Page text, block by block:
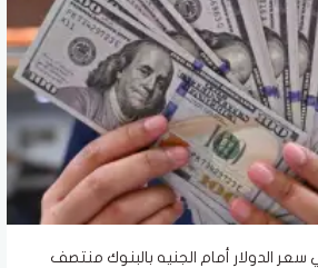
في سعر الدولار أمام الجنيه بالبنوك منتصف